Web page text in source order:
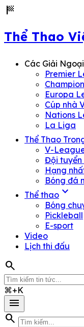
sports_score
Thể Thao
Các Giải
Premier
Europa
Cúp nhà
Nations
La Liga
Thể Thao
V-
Đội tuyển
Hạng
Bóng đá
Thể thao expand_more
Bóng
Pickleball
E-sport
Video
Lịch thi đấu
search
⌘+K
menu
search